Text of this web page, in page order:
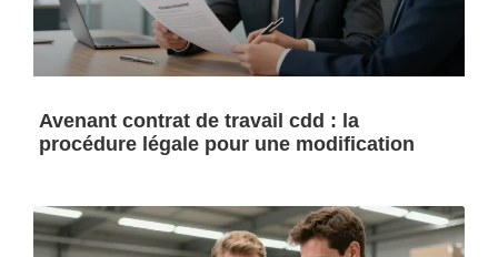
Avenant contrat de travail cdd : la
procédure légale pour une modification